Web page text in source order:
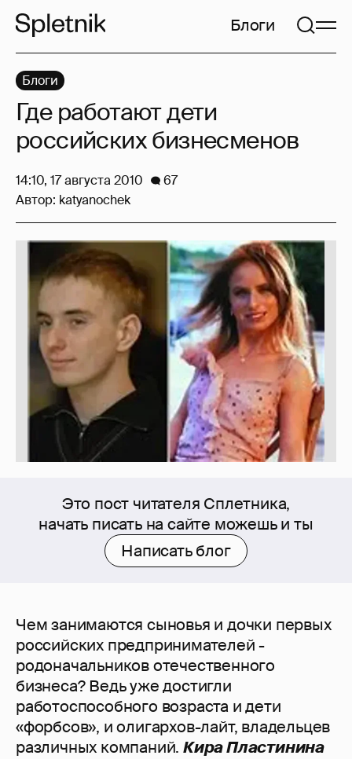
Блоги
Это пост читателя Сплетника,
начать писать на сайте можешь и ты
Написать блог
Чем занимаются сыновья и дочки первых
российских предпринимателей -
родоначальников отечественного
бизнеса? Ведь уже достигли
работоспособного возраста и дети
«форбсов», и олигархов-лайт, владельцев
различных компаний.Кира Пластинина
Блоги
Где работают дети
российских бизнесменов
14:10, 17 августа 2010
67
Автор: katyanochek